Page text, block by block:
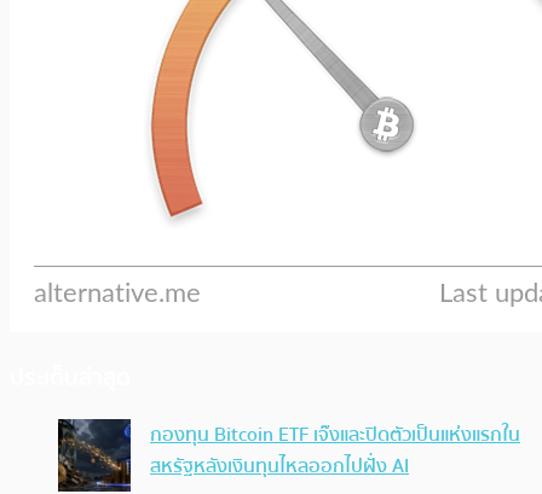
กองทุน Bitcoin ETF เจ๊งและปิดตัวเป็นแห่งแรกใน
สหรัฐหลังเงินทุนไหลออกไปฝั่ง AI